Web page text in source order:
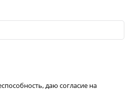
даю согласие на